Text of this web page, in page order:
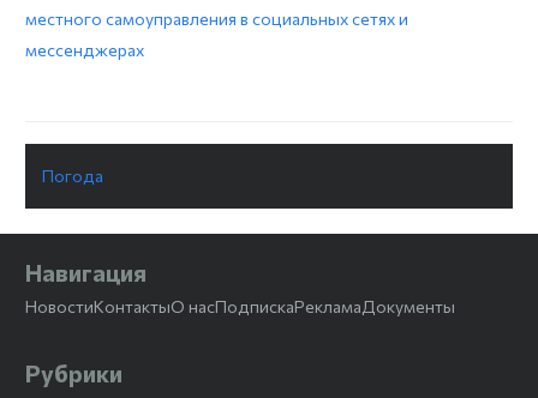
местного самоуправления в социальных сетях и
мессенджерах
Погода
Навигация
НовостиКонтактыО насПодпискаРекламаДокументы
Рубрики